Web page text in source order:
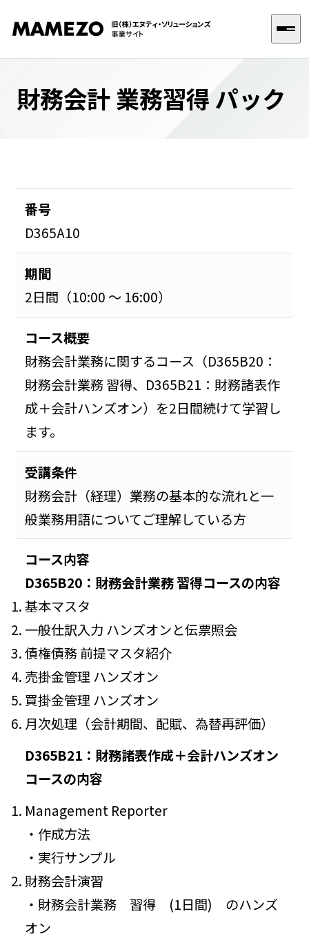
選ばれる理由
Dynamics 365 FO 導入支援
Dynamics 365 CE 導入支援
SAP導入支援
Dynamics 365 トレーニング
DLP Online
企業情報
お知らせ
お問い合わせ
財務会計 業務習得 パック
番号
D365A10
期間
2日間（10:00 ～ 16:00）
コース概要
財務会計業務に関するコース（D365B20：
財務会計業務 習得、D365B21：財務諸表作
成＋会計ハンズオン）を2日間続けて学習し
ます。
受講条件
財務会計（経理）業務の基本的な流れと一
般業務用語についてご理解している方
コース内容
D365B20：財務会計業務 習得コースの内容
基本マスタ
一般仕訳入力 ハンズオンと伝票照会
債権債務 前提マスタ紹介
売掛金管理 ハンズオン
買掛金管理 ハンズオン
月次処理（会計期間、配賦、為替再評価）
D365B21：財務諸表作成＋会計ハンズオン
コースの内容
Management Reporter
・作成方法
・実行サンプル
財務会計演習
・財務会計業務 習得 (1日間) のハンズ
オン